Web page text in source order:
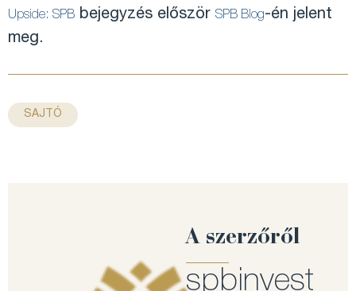
Upside: SPB bejegyzés először SPB Blog-én jelent
meg.
SAJTÓ
A szerzőről
spbinvest